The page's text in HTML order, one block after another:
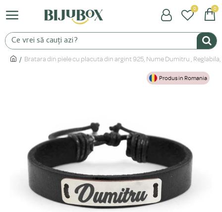
0 0
Bratara din piele cu placuta din argint 925, Nume Dumitru ,
Produs in Romania